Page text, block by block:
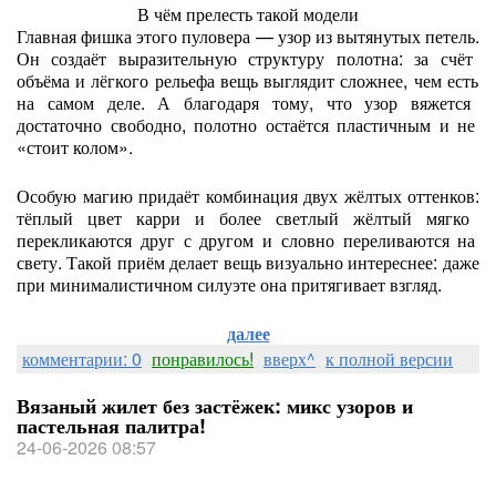
В чёмпрелестьтакой модели
Главнаяфишкаэтогопуловера — узоризвытянутыхпетель.
Он создаёт выразительнуюструктуру полотна: за счёт
объёма и лёгкого рельефавещьвыглядит сложнее, чеместь
на самомделе. А благодаря тому, чтоузор вяжется
достаточно свободно, полотно остаётсяпластичным и не
«стоитколом».
Особую магиюпридаёт комбинациядвух жёлтыхоттенков:
тёплый цвет карри и более светлый жёлтый мягко
перекликаются другсдругом и словнопереливаютсяна
свету. Такой приёмделает вещьвизуальноинтереснее: даже
при минималистичномсилуэтеонапритягиваетвзгляд.
далее
комментарии: 0 понравилось! вверх^ к полной версии
Вязаный жилет без застёжек: микс узоров и
пастельная палитра!
24-06-2026 08:57